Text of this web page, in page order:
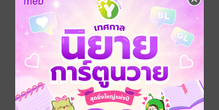
อยากได้ ซื้อเป็นของขวัญ ติดตาม แชร์
ประเภทไฟล์ pdf
วันที่วางขาย 14 มิถุนายน 2556
ความยาว 88 หน้า